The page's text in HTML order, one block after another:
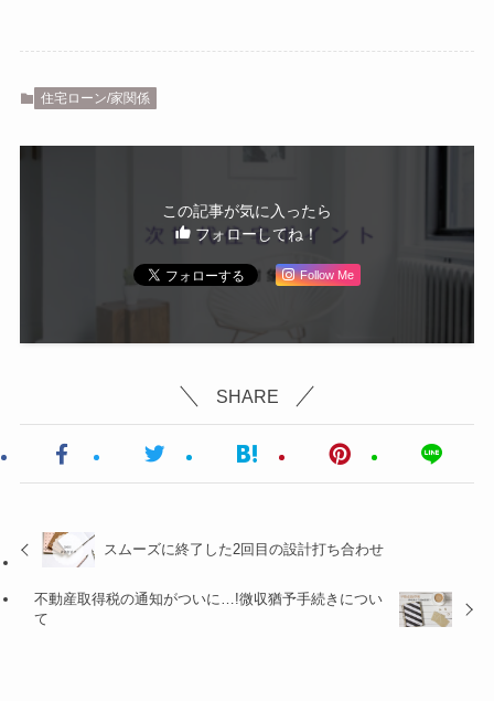
住宅ローン/家関係
この記事が気に入ったら
フォローしてね！
Follow Me
SHARE
スムーズに終了した2回目の設計打ち合わせ
不動産取得税の通知がついに…!微収猶予手続きについ
て